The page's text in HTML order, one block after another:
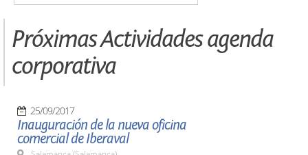
Próximas Actividades agenda
corporativa
25/09/2017
Inauguración de la nueva oficina
comercial de Iberaval